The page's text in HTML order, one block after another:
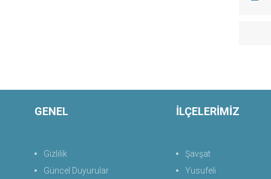
GENEL
Gizlilik
Güncel Duyurular
İLÇELERİMİZ
Şavşat
Yusufeli